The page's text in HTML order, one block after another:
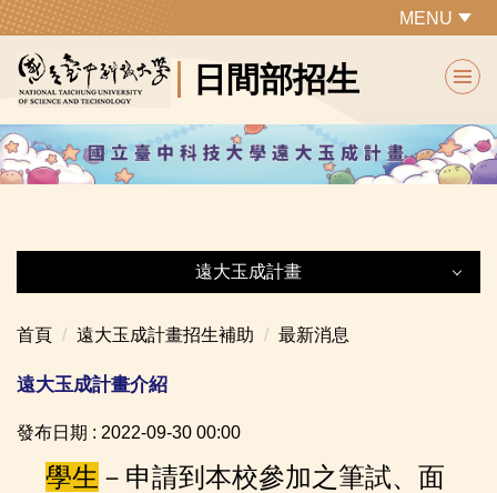
跳
主
要
內
容
區
日間部招生
MENU
遠大玉成計畫
最新消息
表件下載
遠大玉成計畫介紹
首頁 遠大玉成計畫招生補助 最新消息
遠大玉成計畫介紹
發布日期 : 2022-09-30 00:00
學生 －申請到本校參加之筆試、面